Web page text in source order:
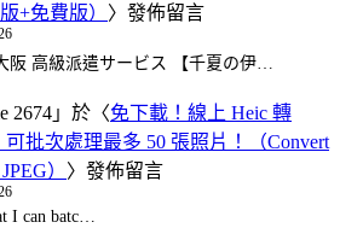
+免費版） 〉發佈留言
阪 高級派遣サービス 【千夏の伊…
2674 」於〈免下載！線上 Heic 轉
可批次處理最多 50 張照片！（Convert
） 〉發佈留言
I can batc…